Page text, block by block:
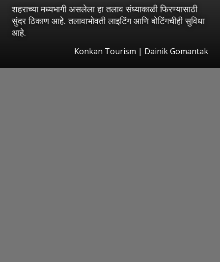
शहराच्या मध्यभागी असलेला हा तलाव संध्याकाळी फिरण्यासाठी
सुंदर ठिकाण आहे. तलावाभोवती लाइटिंग आणि बोटिंगचीही सुविधा
आहे.
Konkan Tourism | Dainik Gomantak